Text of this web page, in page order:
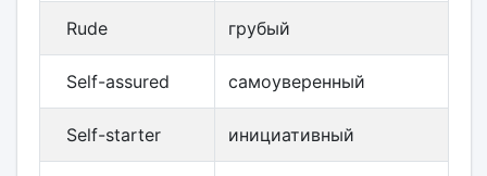
Rude грубый
Self-assured самоуверенный
Self-starter инициативный